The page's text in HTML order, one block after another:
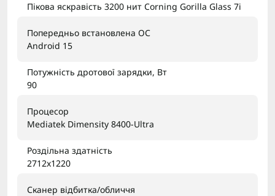
Пікова яскравість 3200 нит Corning Gorilla Glass 7i
Попередньо встановлена ОС
Android 15
Потужність дротової зарядки, Вт
90
Процесор
Mediatek Dimensity 8400-Ultra
Роздільна здатність
2712x1220
Сканер відбитка/обличчя